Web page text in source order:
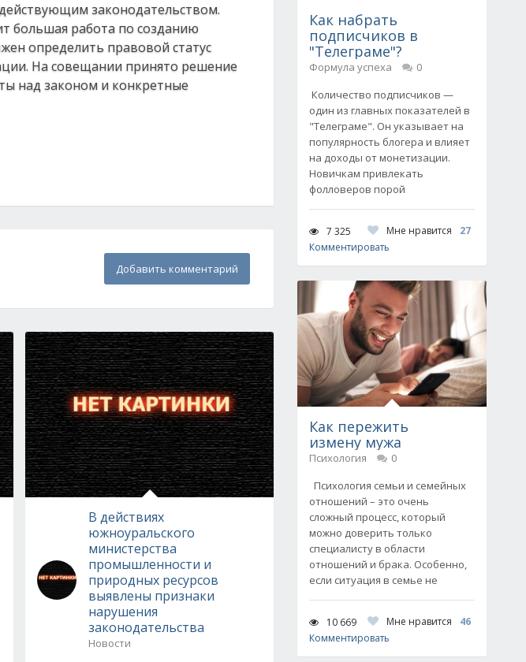
законодательством.
большая работа по созданию
определить правовой статус
На совещании принято решение
над законом и конкретные
Добавить комментарий
В действиях
южноуральского
министерства
промышленности и
природных ресурсов
выявлены признаки
нарушения
законодательства
Новости
Как набрать
подписчиков в
"Телеграме"?
Формула успеха
0
Количество подписчиков —
один из главных показателей в
"Телеграме". Он указывает на
популярность блогера и влияет
на доходы от монетизации.
Новичкам привлекать
фолловеров порой
7 325 Мне нравится
27
Комментировать
Как пережить
измену мужа
Психология
0
Психология семьи и семейных
отношений – это очень
сложный процесс, который
можно доверить только
специалисту в области
отношений и брака. Особенно,
если ситуация в семье не
10 669 Мне нравится
46
Комментировать